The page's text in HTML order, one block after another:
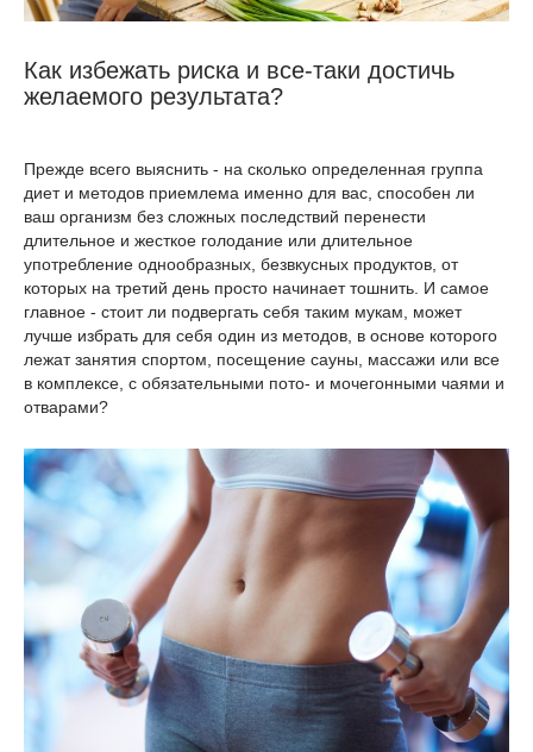
Как избежать риска и все-таки достичь
желаемого результата?
Прежде всего выяснить - на сколько определенная группа
диет и методов приемлема именно для вас, способен ли
ваш организм без сложных последствий перенести
длительное и жесткое голодание или длительное
употребление однообразных, безвкусных продуктов, от
которых на третий день просто начинает тошнить. И самое
главное - стоит ли подвергать себя таким мукам, может
лучше избрать для себя один из методов, в основе которого
лежат занятия спортом, посещение сауны, массажи или все
в комплексе, с обязательными пото- и мочегонными чаями и
отварами?